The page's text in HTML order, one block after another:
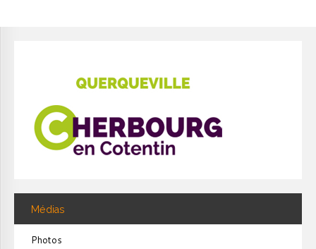
Médias
Photos